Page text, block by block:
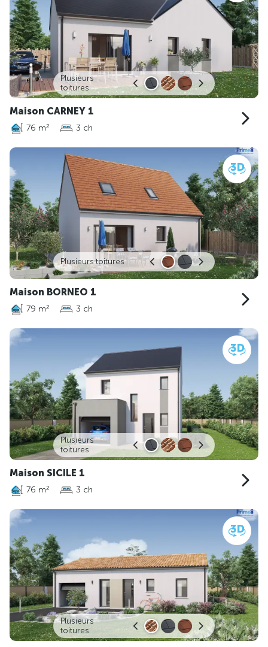
Maison CARNEY 1
76 m2 3 ch
Plusieurs
toitures
Maison BORNEO 1
79 m2 3 ch
Plusieurs toitures
Maison SICILE 1
76 m2 3 ch
Plusieurs
toitures
Plusieurs
toitures